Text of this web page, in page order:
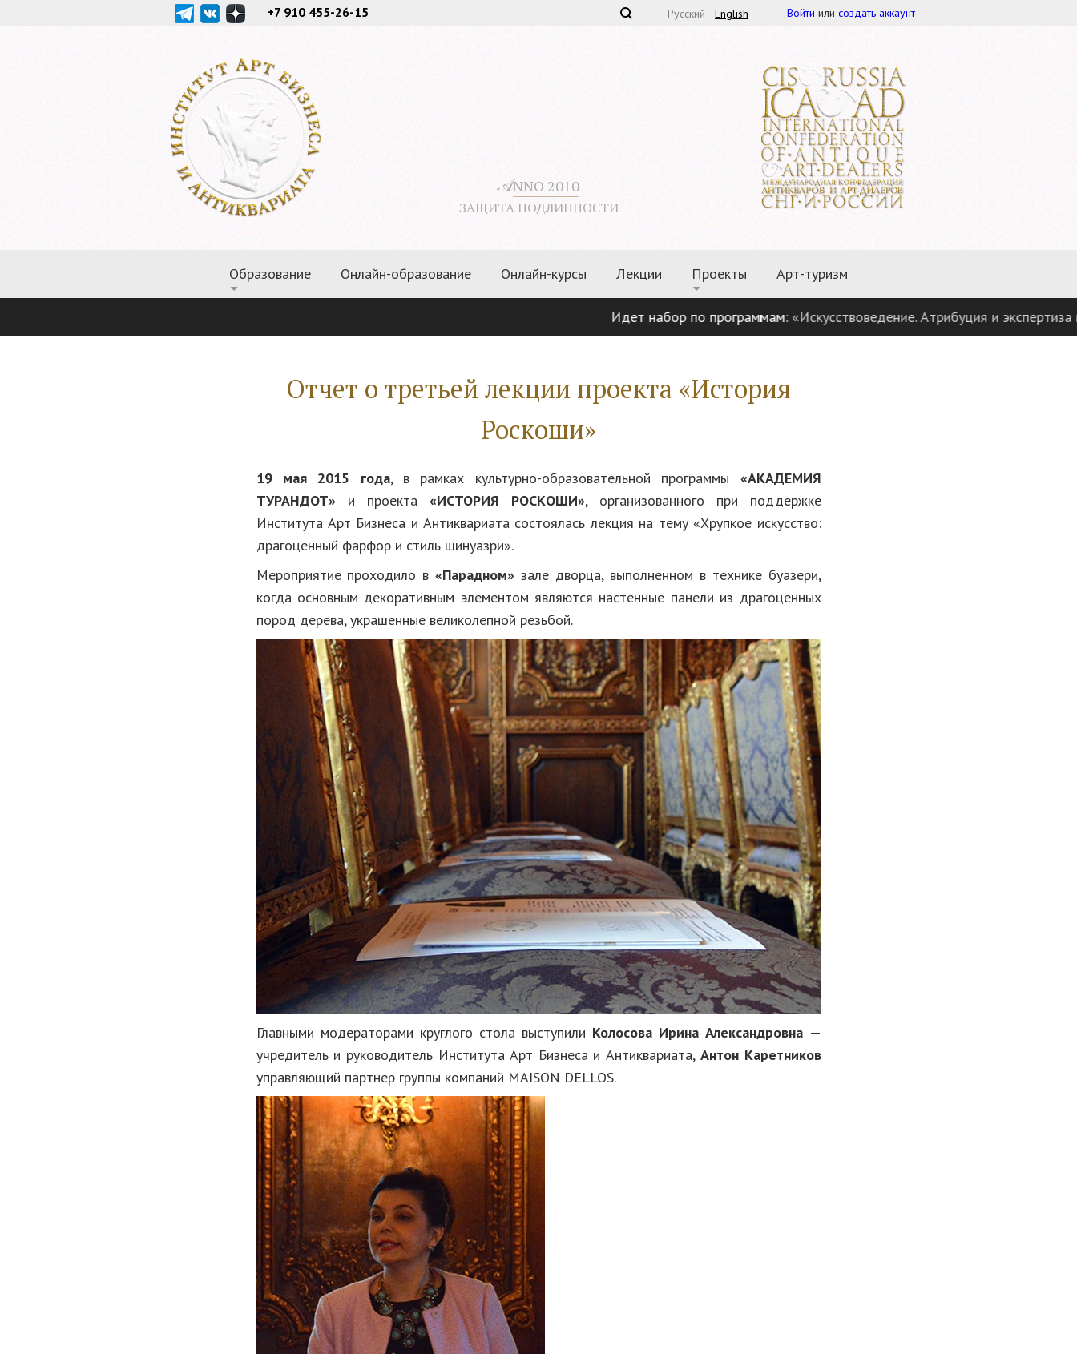
𝒜NNO 2010
ЗАЩИТА ПОДЛИННОСТИ
Образование Онлайн-образование Онлайн-курсы Лекции Проекты Арт-туризм
Войти или создать аккаунт
Русский English
+7 910 455-26-15
Идет набор по программам:«Искусствоведение. Атрибуция и экспертиза предметов
Отчет о третьей лекции проекта «История
Роскоши»
19 мая 2015 года, в рамках культурно-образовательной программы «АКАДЕМИЯ
ТУРАНДОТ» и проекта «ИСТОРИЯ РОСКОШИ», организованного при поддержке
Института Арт Бизнеса и Антиквариата состоялась лекция на тему «Хрупкое искусство:
драгоценный фарфор и стиль шинуазри».
Мероприятие проходило в«Парадном» зале дворца, выполненном в технике буазери,
когда основным декоративным элементом являются настенные панели из драгоценных
пород дерева, украшенные великолепной резьбой.
Главными модераторами круглого стола выступили Колосова Ирина Александровна —
учредитель и руководитель Института Арт Бизнеса и Антиквариата, Антон Каретников
управляющий партнер группы компаний MAISON DELLOS.